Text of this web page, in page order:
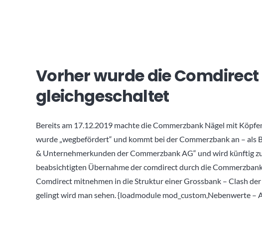
Vorher wurde die
gleichgeschaltet
Bereits am 17.12.2019 machte die Commerzbank Nägel mit
wurde „wegbefördert“ und kommt bei der Commerzbank an –
& Unternehmerkunden der Commerzbank AG“ und wird künftig
beabsichtigten Übernahme der comdirect durch die
Comdirect mitnehmen in die Struktur einer Grossbank – Clash
gelingt wird man sehen. {loadmodule mod_custom,Nebenwerte